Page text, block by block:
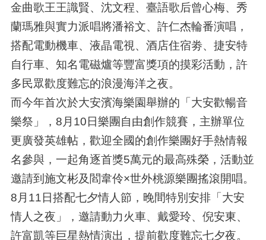
金曲歌王王識賢、沈文程、臺語歌后曾心梅、秀
蘭瑪雅與實力派唱將潘裕文、許仁杰輪番演唱，
搭配電動機車、液晶電視、酒店住宿劵、捷安特
自行車、知名電磁爐等豐富獎項的摸彩活動，許
多民眾歡度難忘的浪漫海洋之夜。
而今年首次於大安濱海樂園舉辦的「大安歡暢音
樂祭」，8月10日樂團自由創作競賽，主辦單位
更廣發英雄帖，歡迎全國的創作樂團好手熱情報
名參與，一起角逐首獎5萬元的最高殊榮，活動並
邀請到施文彬及閻韋伶×世外桃源樂團搖滾開唱。
8月11日搭配七夕情人節，晚間特別安排「大安
情人之夜」，邀請動力火車、戴愛玲、倪安東、
許富凱等巨星熱情演出，提前歡度難忘七夕夜。